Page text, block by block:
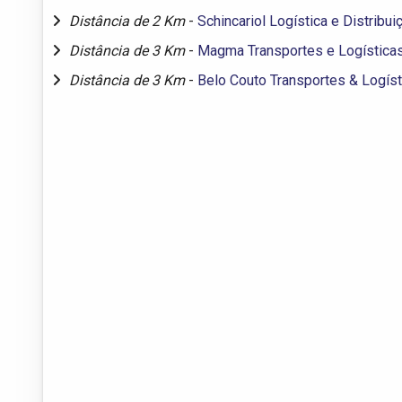
Distância de 2 Km - Schincariol Logística e
Distância de 3 Km - Magma Transportes e
Distância de 3 Km - Belo Couto Transportes &